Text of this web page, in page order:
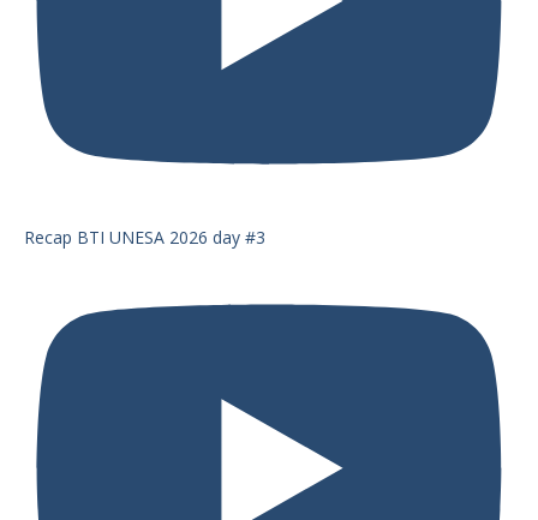
Recap BTI UNESA 2026 day #3